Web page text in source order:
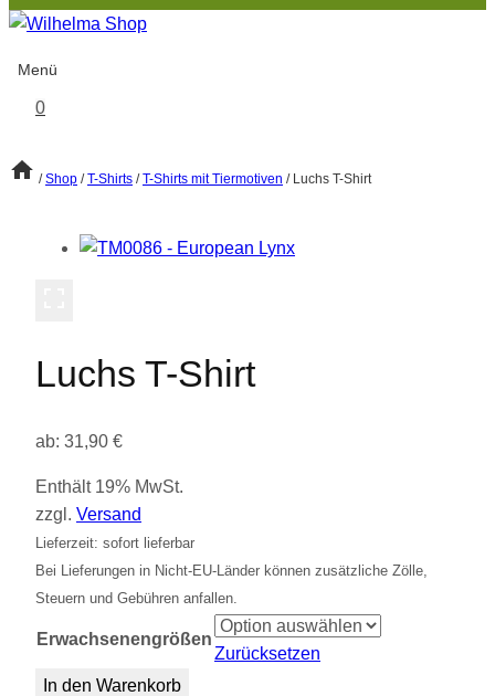
Menü
0
/ Shop / T-Shirts / T-Shirts mit Tiermotiven / Luchs T-Shirt
Luchs T-Shirt
ab: 31,90 €
Enthält 19% MwSt.
zzgl. Versand
Lieferzeit: sofort lieferbar
Bei Lieferungen in Nicht-EU-Länder können zusätzliche Zölle,
Steuern und Gebühren anfallen.
Erwachsenengrößen
Zurücksetzen
Luchs
In den Warenkorb